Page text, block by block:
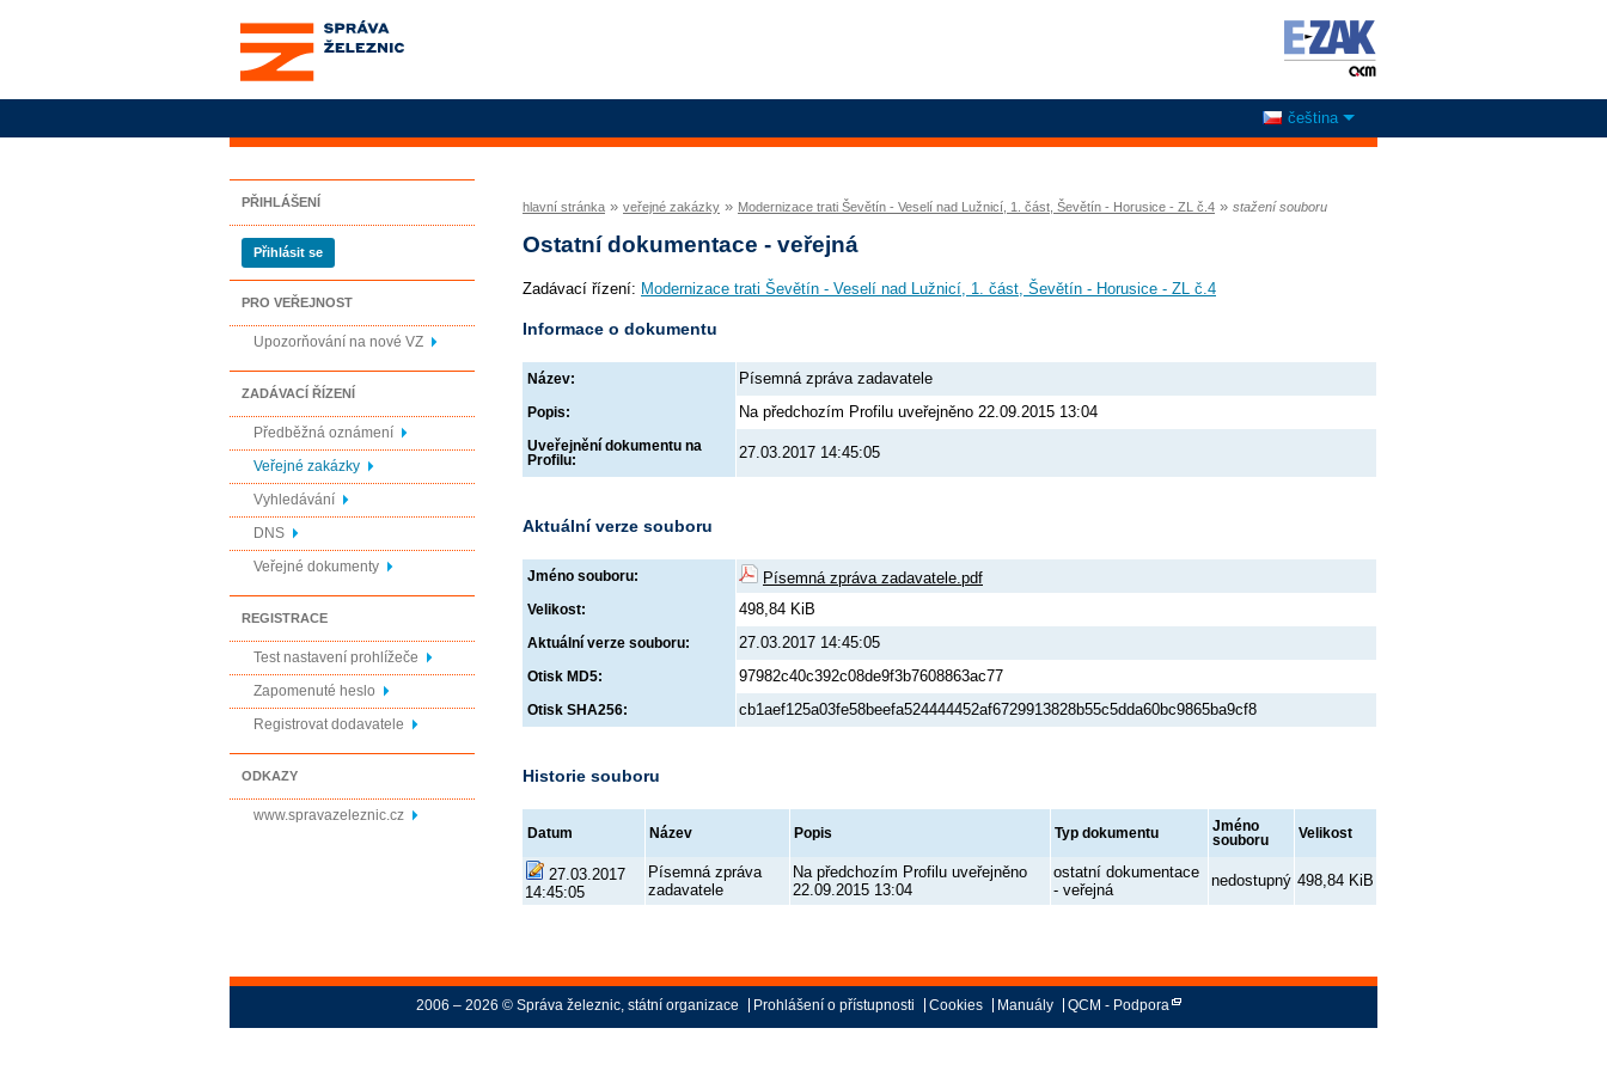
Správa železnic, státní
organizace
čeština
PŘIHLÁŠENÍ
Přihlásit se
PRO VEŘEJNOST
Upozorňování na nové VZ
ZADÁVACÍ ŘÍZENÍ
Předběžná oznámení
Veřejné zakázky
Vyhledávání
DNS
Veřejné dokumenty
REGISTRACE
Test nastavení prohlížeče
Zapomenuté heslo
Registrovat dodavatele
ODKAZY
www.spravazeleznic.cz
hlavní stránka » veřejné zakázky » Modernizace trati Ševětín - Veselí nad Lužnicí, 1. část, Ševětín - Horusice - ZL č.4 » stažení souboru
Ostatní dokumentace - veřejná
Zadávací řízení: Modernizace trati Ševětín - Veselí nad Lužnicí, 1. část, Ševětín - Horusice - ZL č.4
Informace o dokumentu
Název: Písemná zpráva zadavatele
Popis: Na předchozím Profilu uveřejněno 22.09.2015 13:04
Uveřejnění dokumentu na
Profilu:
27.03.2017 14:45:05
Aktuální verze souboru
Jméno souboru: Písemná zpráva zadavatele.pdf
Velikost: 498,84 KiB
Aktuální verze souboru: 27.03.2017 14:45:05
Otisk MD5: 97982c40c392c08de9f3b7608863ac77
Otisk SHA256: cb1aef125a03fe58beefa524444452af6729913828b55c5dda60bc9865ba9cf8
Historie souboru
Datum Název Popis Typ dokumentu
Jméno
souboru
Velikost
27.03.2017
14:45:05
Písemná zpráva
zadavatele
Na předchozím Profilu uveřejněno
22.09.2015 13:04
ostatní dokumentace
- veřejná
nedostupný 498,84 KiB
2006 – 2026 © Správa železnic, státní organizace Prohlášení o přístupnosti Cookies Manuály QCM - Podpora